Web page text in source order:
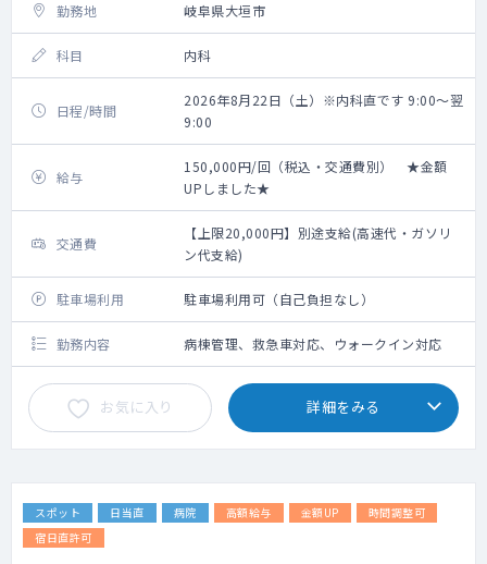
勤務地 岐阜県大垣市
科目 内科
日程/時間
2026年8月22日（土）※内科直です 9:00～翌
9:00
給与
150,000円/回（税込・交通費別） ★金額
UPしました★
交通費
【上限20,000円】別途支給(高速代・ガソリ
ン代支給)
駐車場利用 駐車場利用可（自己負担なし）
勤務内容 病棟管理、救急車対応、ウォークイン対応
お気に入り 詳細をみる
スポット 日当直 病院 高額給与 金額UP
時間調整可
宿日直許可